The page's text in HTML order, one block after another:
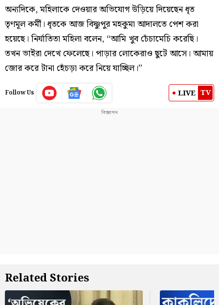
অন্যদিকে, মহিলাকে দেওয়ার অভিযোগ উড়িয়ে দিয়েছেন ধৃত
তৃণমূল কর্মী। ধৃতকে আজ বিষ্ণুপুর মহকুমা আদালতে পেশ করা
হয়েছে। নির্যাতিতা মহিলা বলেন, “আমি খুব চেঁচামেচি করেছি।
তখন ভাইরা দেখে ফেলেছে। পাড়ার লোকেরাও ছুটে আসে। আমায়
জোর করে টানা হেঁচড়া করে নিয়ে যাচ্ছিল।”
Follow Us LIVE TV
Related Stories